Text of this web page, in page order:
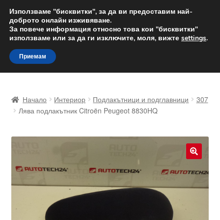
ДОСТАВКА от 12 лв.
Доставка по целия свят
Skip
to
navigation
Skip
to
content
Доставка по целия свят
Количка
Контакт
Начало Интериор Подлакътници и подглавници
307
Лява подлакътник Citroën Peugeot 8830HQ
Използваме "бисквитки", за да ви предоставим най-
доброто онлайн изживяване.
За повече информация относно това кои "бисквитки"
използваме или за да ги изключите, моля, вижте settings.
Приемам